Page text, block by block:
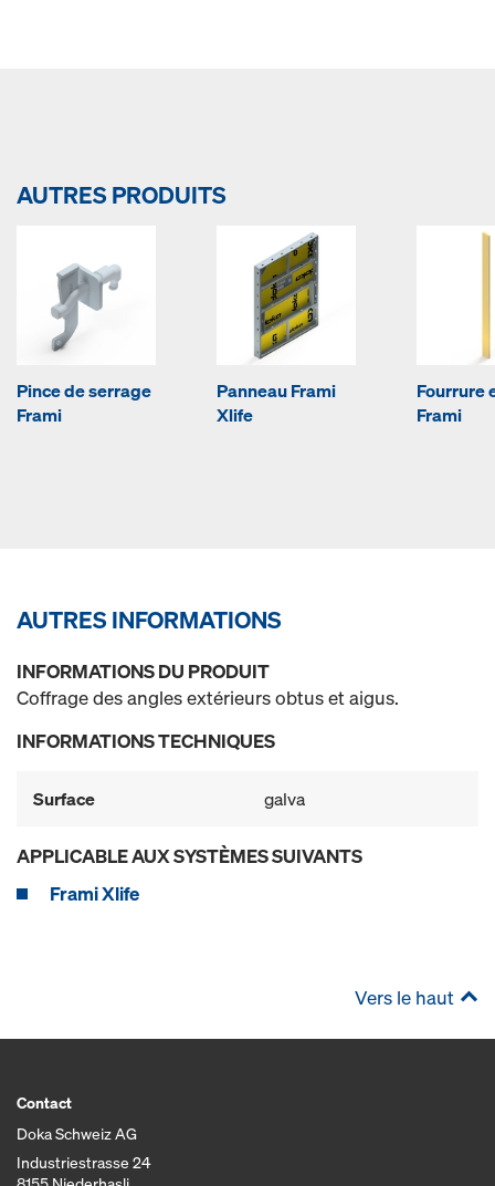
AUTRES PRODUITS
Pince de serrage
Frami
Panneau Frami
Xlife
Fourrure
Frami
AUTRES INFORMATIONS
INFORMATIONS DU PRODUIT
Coffrage des angles extérieurs obtus et aigus.
INFORMATIONS TECHNIQUES
Surface galva
APPLICABLE AUX SYSTÈMES SUIVANTS
Frami Xlife
Vers le haut
Contact
Doka Schweiz AG
Industriestrasse 24